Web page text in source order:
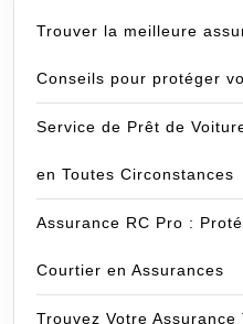
Trouver la meilleure
Conseils pour protéger
Service de Prêt de
en Toutes Circonstances
Assurance RC Pro :
Courtier en Assurances
Trouvez Votre